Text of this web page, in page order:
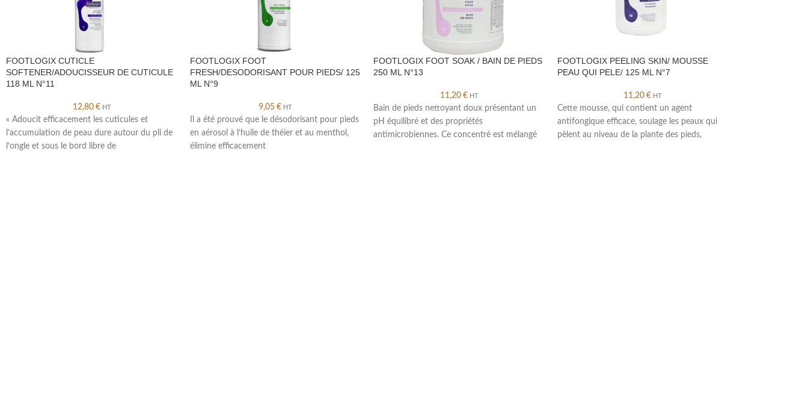
FOOTLOGIX CUTICLE
SOFTENER/ADOUCISSEUR DE CUTICULE
118 ML N°11
12,80 € HT
« Adoucit efficacement les cuticules et
l’accumulation de peau dure autour du pli de
l’ongle et sous le bord libre de
FOOTLOGIX FOOT
FRESH/DESODORISANT POUR PIEDS/ 125
ML N°9
9,05€ HT
Il a été prouvé que le désodorisant pour pieds
en aérosol à l’huile de théier et au menthol,
élimine efficacement
FOOTLOGIX FOOT SOAK / BAIN DE PIEDS
250 ML N°13
11,20 € HT
Bain de pieds nettoyant doux présentant un
pH équilibré et des propriétés
antimicrobiennes. Ce concentré est mélangé
FOOTLOGIX PEELING SKIN/ MOUSSE
PEAU QUI PELE/ 125 ML N°7
11,20€ HT
Cette mousse, qui contient un agent
antifongique efficace, soulage les peaux qui
pèlent au niveau de la plante des pieds,